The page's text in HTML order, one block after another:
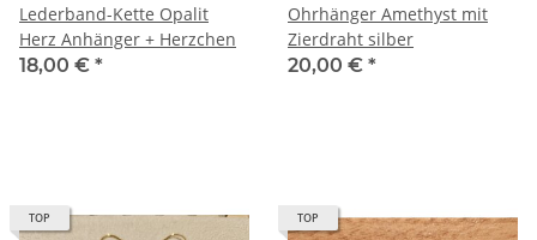
Lederband-Kette Opalit
Herz Anhänger + Herzchen
18,00 € *
Ohrhänger Amethyst mit
Zierdraht silber
20,00 € *
TOP TOP